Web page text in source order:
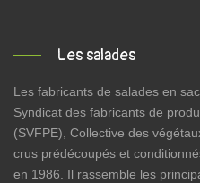
Les salades
Les fabricants de salades en
Syndicat des fabricants de
(SVFPE), Collective des
crus prédécoupés et
en 1986. Il rassemble les